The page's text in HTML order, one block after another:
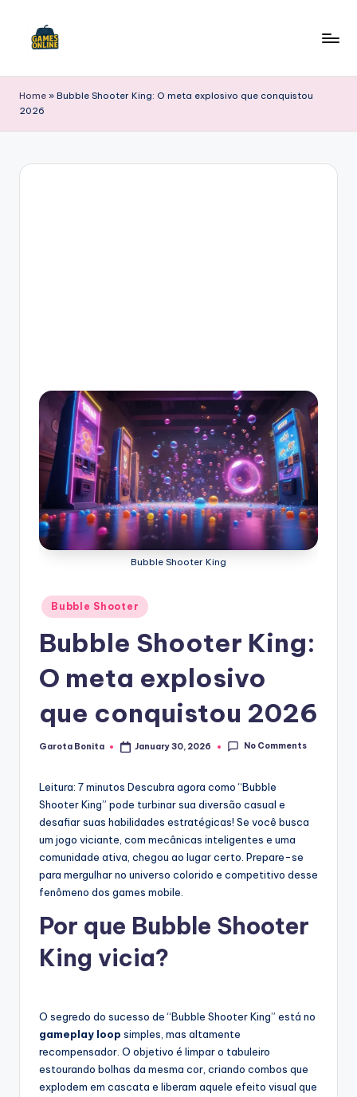
B
Home » Bubble Shooter King: O meta explosivo que conquistou
2026
Bubble Shooter King
Posted
in
Bubble Shooter
Bubble Shooter King:
O meta explosivo
que conquistou 2026
Posted
Garota Bonita January 30, 2026 No Comments
Leitura: 7 minutos Descubra agora como “Bubble
Shooter King” pode turbinar sua diversão casual e
desafiar suas habilidades estratégicas! Se você busca
um jogo viciante, com mecânicas inteligentes e uma
comunidade ativa, chegou ao lugar certo. Prepare-se
para mergulhar no universo colorido e competitivo desse
fenômeno dos games mobile.
Por que Bubble Shooter
King vicia?
O segredo do sucesso de “Bubble Shooter King” está no
gameplay loop simples, mas altamente
recompensador. O objetivo é limpar o tabuleiro
estourando bolhas da mesma cor, criando combos que
explodem em cascata e liberam aquele efeito visual que